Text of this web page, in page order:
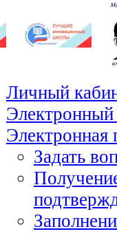
Личный
Электронная
Задать